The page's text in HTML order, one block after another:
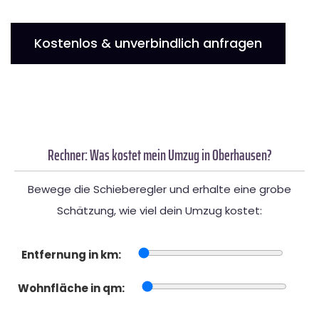
Kostenlos & unverbindlich anfragen
Rechner: Was kostet mein Umzug in Oberhausen?
Bewege die Schieberegler und erhalte eine grobe
Schätzung, wie viel dein Umzug kostet:
Entfernung in km:
Wohnfläche in qm: